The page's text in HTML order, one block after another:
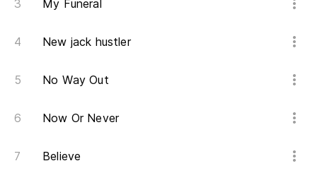
My Funeral
New jack hustler
No Way Out
Now Or Never
Believe